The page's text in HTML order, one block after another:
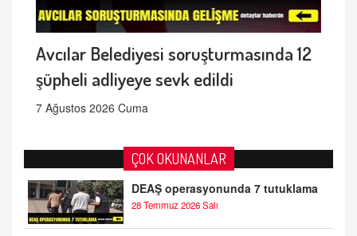
Avcılar Belediyesi soruşturmasında 12
şüpheli adliyeye sevk edildi
7 Ağustos 2026 Cuma
ÇOK OKUNANLAR
DEAŞ operasyonunda 7 tutuklama
28 Temmuz 2026 Salı